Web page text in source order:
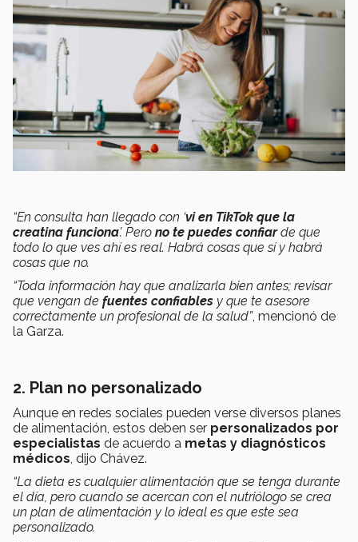
“En consulta han llegado con ‘vi en TikTok que la
creatina funciona’. Pero no te puedes confiarde que
todo lo que ves ahí es real. Habrá cosas que sí y habrá
cosas que no.
“Toda información hay que analizarla bien antes; revisar
que vengan de fuentes confiables y que te asesore
correctamente un profesional de la salud”, mencionó de
la Garza.
2. Plan no personalizado
Aunque en redes sociales pueden verse diversos planes
de alimentación, estos deben ser personalizados por
especialistas de acuerdo a metas y diagnósticos
médicos, dijo Chávez.
“La dieta es cualquier alimentación que se tenga durante
el día, pero cuando se acercan con el nutriólogo se crea
un plan de alimentación y lo ideal es que este sea
personalizado.